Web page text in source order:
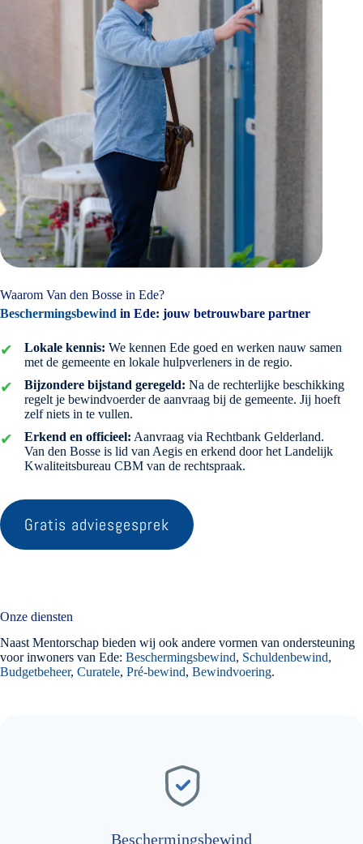
Waarom Van den Bosse in Ede?
Beschermingsbewind in Ede: jouw betrouwbare partner
Lokale kennis: We kennen Ede goed en werken nauw samen
met de gemeente en lokale hulpverleners in de regio.
Bijzondere bijstand geregeld: Na de rechterlijke beschikking
regelt je bewindvoerder de aanvraag bij de gemeente. Jij hoeft
zelf niets in te vullen.
Erkend en officieel: Aanvraag via Rechtbank Gelderland.
Van den Bosse is lid van Aegis en erkend door het Landelijk
Kwaliteitsbureau CBM van de rechtspraak.
Gratis adviesgesprek
Onze diensten
Naast Mentorschap bieden wij ook andere vormen van ondersteuning
voor inwoners van Ede: Beschermingsbewind, Schuldenbewind,
Budgetbeheer, Curatele, Pré-bewind, Bewindvoering.
Beschermingsbewind